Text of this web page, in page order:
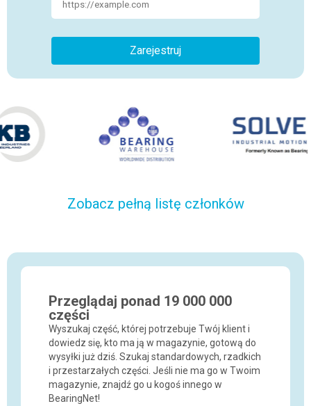
Zarejestruj
Zobacz pełną listę członków
Przeglądaj ponad 19 000 000
części
Wyszukaj część, której potrzebuje Twój klient i
dowiedz się, kto ma ją w magazynie, gotową do
wysyłki już dziś. Szukaj standardowych, rzadkich
i przestarzałych części. Jeśli nie ma go w Twoim
magazynie, znajdź go u kogoś innego w
BearingNet!